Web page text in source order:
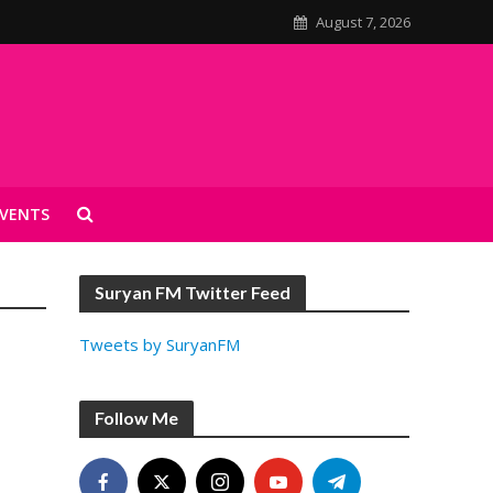
August 7, 2026
Suryan FM Twitter Feed
Tweets by SuryanFM
Follow Me